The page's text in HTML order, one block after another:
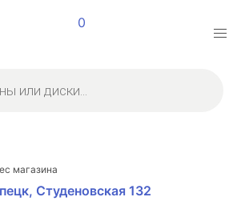
0
магазина
Студеновская 132